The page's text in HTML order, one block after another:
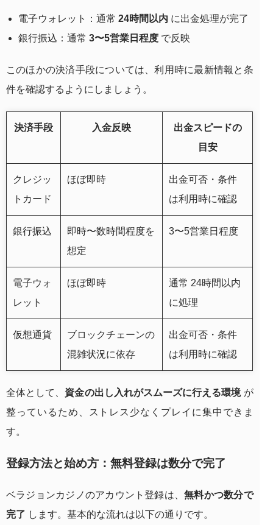
電子ウォレット：通常 24時間以内 に出金処理が完了
銀行振込：通常 3〜5営業日程度 で反映
このほかの決済手段については、利用時に最新情報と条
件を確認するようにしましょう。
決済手段 入金反映
出金スピードの
目安
クレジッ
トカード
ほぼ即時
出金可否・条件
は利用時に確認
銀行振込
即時〜数時間程度を
想定
3〜5営業日程度
電子ウォ
レット
ほぼ即時
通常 24時間以内
に処理
仮想通貨
ブロックチェーンの
混雑状況に依存
出金可否・条件
は利用時に確認
全体として、 資金の出し入れがスムーズに行える環境が
整っているため、ストレス少なくプレイに集中できま
す。
登録方法と始め方：無料登録は数分で完了
ベラジョンカジノのアカウント登録は、無料かつ数分で
完了 します。基本的な流れは以下の通りです。